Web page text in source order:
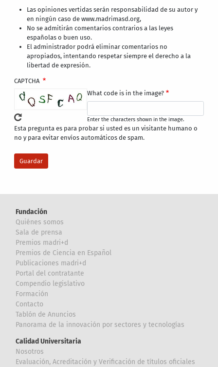
Las opiniones vertidas serán responsabilidad de su autor y
en ningún caso de www.madrimasd.org,
No se admitirán comentarios contrarios a las leyes
españolas o buen uso.
El administrador podrá eliminar comentarios no
apropiados, intentando respetar siempre el derecho a la
libertad de expresión.
CAPTCHA
What code is in the image?
Enter the characters shown in the image.
Esta pregunta es para probar si usted es un visitante humano o
no y para evitar envíos automáticos de spam.
Fundación
Quiénes somos
Sala de prensa
Premios madri+d
Premios de Ciencia en Español
Publicaciones madri+d
Portal del contratante
Compendio legislativo
Formación
Contacto
Tablón de Anuncios
Panorama de la innovación por sectores y tecnologías
Calidad Universitaria
Nosotros
Evaluación, Acreditación y Verificación de títulos oficiales